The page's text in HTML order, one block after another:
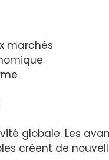
marchés
globale. Les
créent de